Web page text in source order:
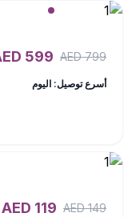
799
AED
599
أسرع توصيل: اليوم
149
AED
119